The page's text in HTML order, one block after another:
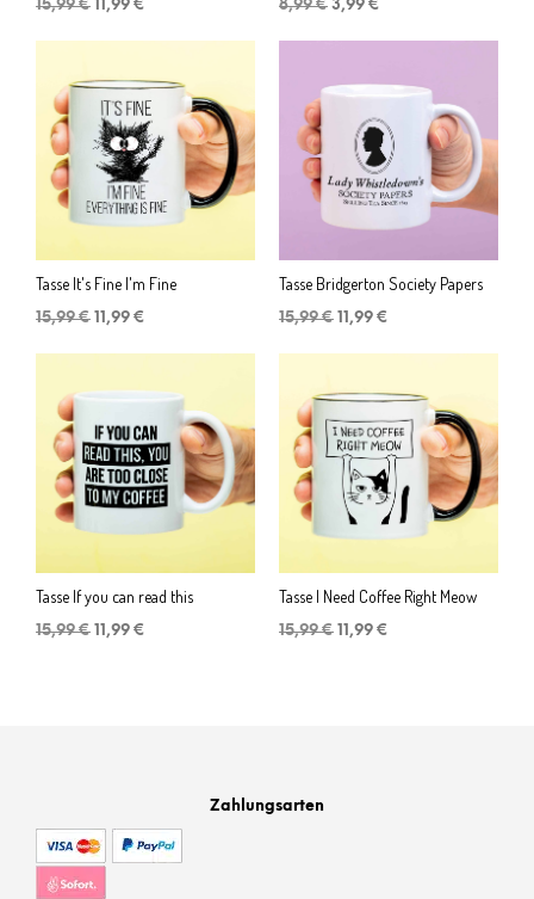
15,99€
war:
11,99 €
ist:
8,99€
war:
3,99 €
ist:
Tasse It's Fine I'm Fine
15,99€ Ursprünglicher
war:
11,99 €
ist:
Tasse Bridgerton Society Papers
15,99€ Ursprünglicher
war:
11,99 €
ist:
Tasse If you can read this
15,99€ Ursprünglicher
11,99 €
Tasse I Need Coffee Right Meow
15,99€ Ursprünglicher
11,99 €
Zahlungsarten